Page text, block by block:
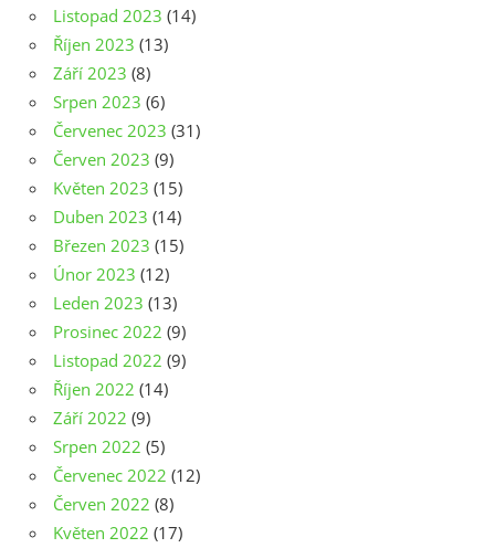
Listopad 2023 (14)
Říjen 2023 (13)
Září 2023 (8)
Srpen 2023 (6)
Červenec 2023 (31)
Červen 2023 (9)
Květen 2023 (15)
Duben 2023 (14)
Březen 2023 (15)
Únor 2023 (12)
Leden 2023 (13)
Prosinec 2022 (9)
Listopad 2022 (9)
Říjen 2022 (14)
Září 2022 (9)
Srpen 2022 (5)
Červenec 2022 (12)
Červen 2022 (8)
Květen 2022 (17)